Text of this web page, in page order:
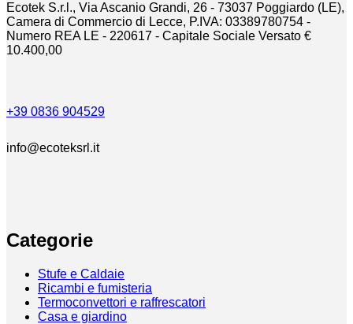
Ecotek S.r.l., Via Ascanio Grandi, 26 - 73037 Poggiardo (LE),
Camera di Commercio di Lecce, P.IVA: 03389780754 -
Numero REA LE - 220617 - Capitale Sociale Versato €
10.400,00
+39 0836 904529
info@ecoteksrl.it
Categorie
Stufe e Caldaie
Ricambi e fumisteria
Termoconvettori e raffrescatori
Casa e giardino